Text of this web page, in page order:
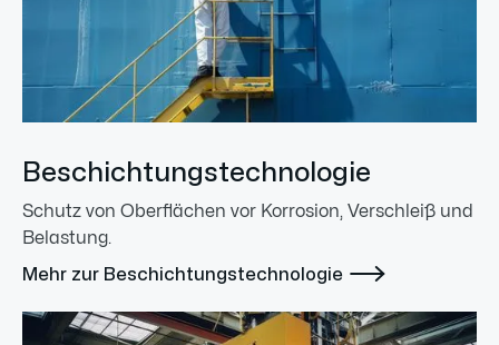
Beschichtungstechnologie
Schutz von Oberflächen vor Korrosion, Verschleiß und
Belastung.
Mehr zur Beschichtungstechnologie 